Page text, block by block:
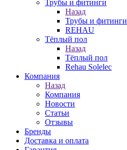
Трубы и фитинги
Назад
Трубы и фитинги
REHAU
Тёплый пол
Назад
Тёплый пол
Rehau Solelec
Компания
Назад
Компания
Новости
Статьи
Отзывы
Бренды
Доставка и оплата